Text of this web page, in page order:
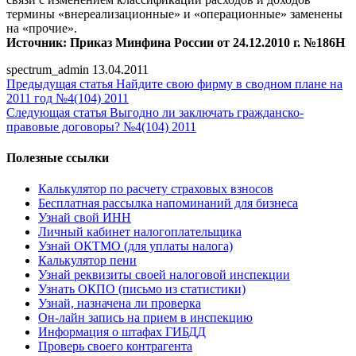
термины «внереализационные» и «операционные» заменены
на «прочие».
Источник: Приказ Минфина России от 24.12.2010 г. №186Н
spectrum_admin 13.04.2011
Предыдущая статья Найдите свою фирму в сводном плане на
2011 год №4(104) 2011
Следующая статья Выгодно ли заключать гражданско-
правовые договоры? №4(104) 2011
Полезные ссылки
Калькулятор по расчету страховых взносов
Бесплатная рассылка напоминаний для бизнеса
Узнай свой ИНН
Личный кабинет налогоплательщика
Узнай ОКТМО (для уплаты налога)
Калькулятор пени
Узнай реквизиты своей налоговой инспекции
Узнать ОКПО (письмо из статистики)
Узнай, назначена ли проверка
Он-лайн запись на прием в инспекцию
Информация о штафах ГИБДД
Проверь своего контрагента